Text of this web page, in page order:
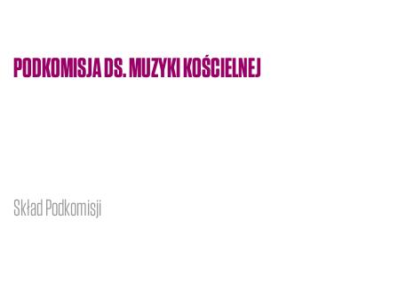
PODKOMISJA DS. MUZYKI KOŚCIELNEJ
Skład Podkomisji